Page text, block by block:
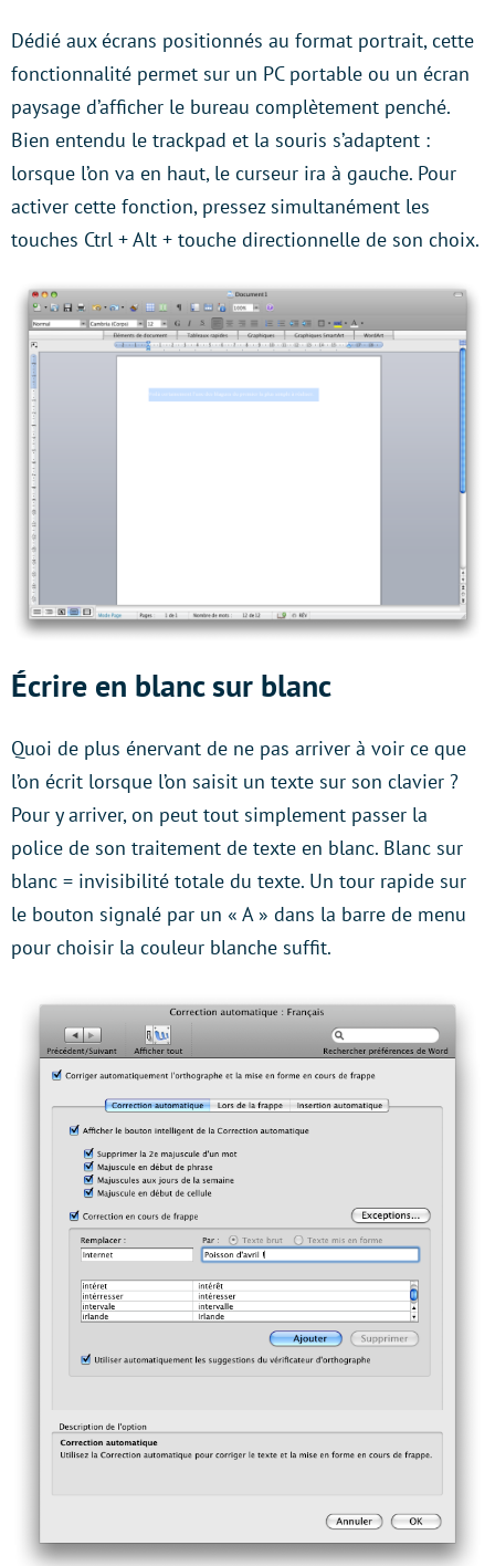
Dédié aux écrans positionnés au format portrait, cette
fonctionnalité permet sur un PC portable ou un écran
paysage d’afficher le bureau complètement penché.
Bien entendu le trackpad et la souris s’adaptent :
lorsque l’on va en haut, le curseur ira à gauche. Pour
activer cette fonction, pressez simultanément les
touches Ctrl + Alt + touche directionnelle de son choix.
Écrire en blanc sur blanc
Quoi de plus énervant de ne pas arriver à voir ce que
l’on écrit lorsque l’on saisit un texte sur son clavier ?
Pour y arriver, on peut tout simplement passer la
police de son traitement de texte en blanc. Blanc sur
blanc = invisibilité totale du texte. Un tour rapide sur
le bouton signalé par un « A » dans la barre de menu
pour choisir la couleur blanche suffit.